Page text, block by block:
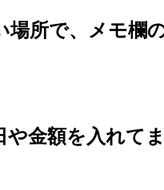
場所で、メモ欄
や金額を入れて